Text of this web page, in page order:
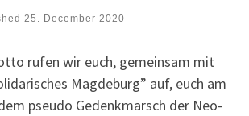
25. December 2020
rufen wir euch, gemeinsam mit
Magdeburg” auf, euch am
pseudo Gedenkmarsch der Neo-